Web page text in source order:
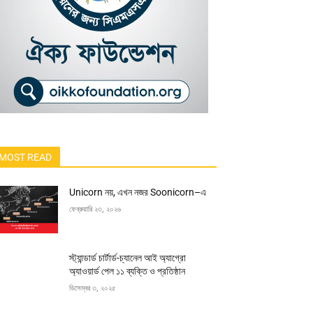
READ
Unicorn নয়, এখন নজর Soonicorn–এ
ফেব্রুয়ারি ২৩, ২০২৬
স্ট্যান্ডার্ড চার্টার্ড-চ্যানেল আই অ্যাগ্রো
অ্যাওয়ার্ড পেল ১১ ব্যক্তি ও প্রতিষ্ঠান
ডিসেম্বর ৩, ২০২৫